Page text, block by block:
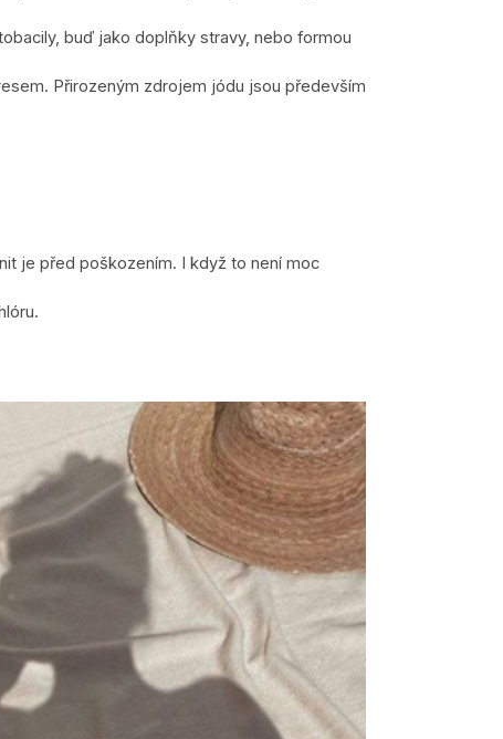
buď jako doplňky stravy, nebo formou
Přirozeným zdrojem jódu jsou především
je před poškozením. I když to není moc